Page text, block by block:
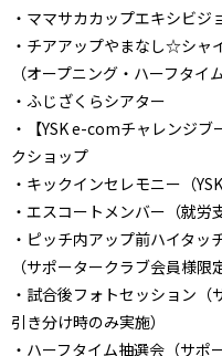
・ママサカカップエキシビジ
・チアアップやまなし☆シ
（オープニング・ハーフタイ
・ふじざくらシアター
・【YSK e-comチャレンジ
クショップ
・キックインセレモニー（
・エスコートメンバー（就労
・ピッチ内アップ前ハイタ
（サポータークラブ会員様限定
・試合後フォトセッション（
引き分け時のみ実施）
・ハーフタイム抽選会（サポ